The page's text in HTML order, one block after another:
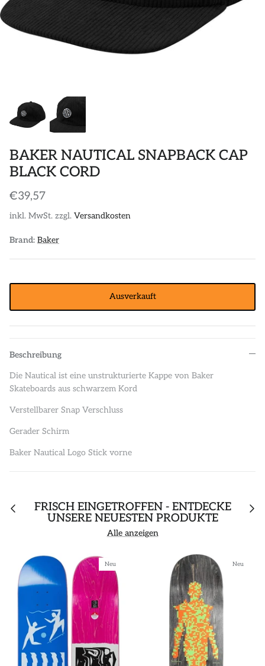
STICKER
DIVERSE ACCESSORIES
BAKER NAUTICAL SNAPBACK CAP
BLACK CORD
€39,57
inkl. MwSt. zzgl. Versandkosten
Brand: Baker
Ausverkauft
Beschreibung
Die Nautical ist eine unstrukturierte Kappe von Baker
Skateboards aus schwarzem Kord
Verstellbarer Snap Verschluss
Gerader Schirm
Baker Nautical Logo Stick vorne
FRISCH EINGETROFFEN - ENTDECKE
UNSERE NEUESTEN PRODUKTE
Alle anzeigen
Neu Neu